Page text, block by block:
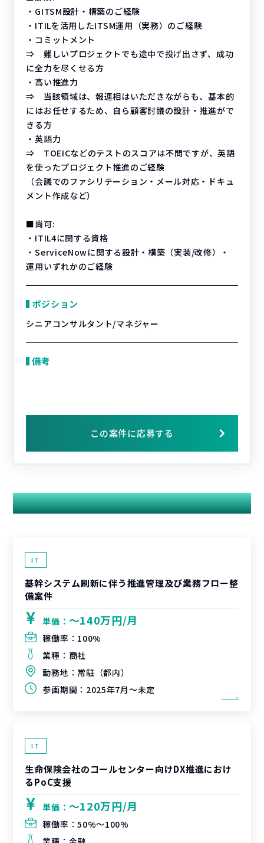
・GITSM設計・構築のご経験
・ITILを活用したITSM運用（実務）のご経験
・コミットメント
⇒ 難しいプロジェクトでも途中で投げ出さず、成功
に全力を尽くせる方
・高い推進力
⇒ 当該領域は、報連相はいただきながらも、基本的
にはお任せするため、自ら顧客討議の設計・推進がで
きる方
・英語力
⇒ TOEICなどのテストのスコアは不問ですが、英語
を使ったプロジェクト推進のご経験
（会議でのファシリテーション・メール対応・ドキュ
メント作成など）
■尚可:
・ITIL4に関する資格
・ServiceNowに関する設計・構築（実装/改修）・
運用いずれかのご経験
ポジション
シニアコンサルタント/マネジャー
備考
この案件に応募する
関連する案件
IT
基幹システム刷新に伴う推進管理及び業務フロー整
備案件
単価： 〜140万円/月
稼働率： 100%
業種： 商社
勤務地： 常駐（都内）
参画期間： 2025年7月～未定
IT
生命保険会社のコールセンター向けDX推進におけ
るPoC支援
単価： 〜120万円/月
稼働率：50%〜100%